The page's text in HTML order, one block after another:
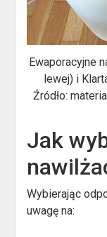
Ewaporacyjne
lewej) i
Źródło:
Jak
Wybierając
uwagę na: